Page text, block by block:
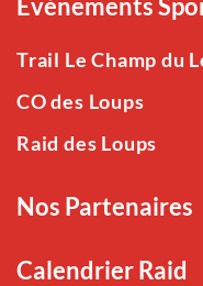
Trail Le Champ du
CO des Loups
Raid des Loups
Nos Partenaires
Calendrier Raid